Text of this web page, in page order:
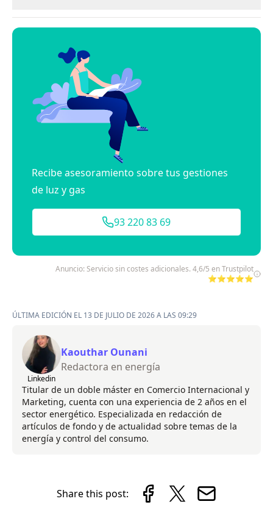
Recibe asesoramiento sobre tus gestiones
de luz y gas
93 220 83 69
Anuncio: Servicio sin costes adicionales. 4,6/5 en Trustpilot
⭐⭐⭐⭐⭐
ÚLTIMA EDICIÓN EL 13 DE JULIO DE 2026 A LAS 09:29
Linkedin
Kaouthar Ounani
Redactora en energía
Titular de un doble máster en Comercio Internacional y
Marketing, cuenta con una experiencia de 2 años en el
sector energético. Especializada en redacción de
artículos de fondo y de actualidad sobre temas de la
energía y control del consumo.
Share this post: